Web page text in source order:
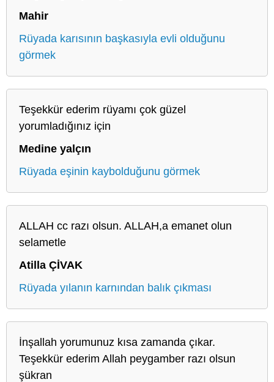
Mahir
Rüyada karısının başkasıyla evli olduğunu
görmek
Teşekkür ederim rüyamı çok güzel
yorumladığınız için
Medine yalçın
Rüyada eşinin kaybolduğunu görmek
ALLAH cc razı olsun. ALLAH,a emanet olun
selametle
Atilla ÇİVAK
Rüyada yılanın karnından balık çıkması
İnşallah yorumunuz kısa zamanda çıkar.
Teşekkür ederim Allah peygamber razı olsun
şükran